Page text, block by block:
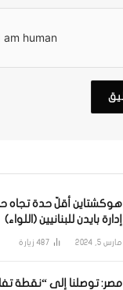
هوكشتاين أقلّ حدة تجاه
إدارة بايدن للبنانيين (اللواء)
مارس 5, 2024 487 زيارة
مصر: توصلنا إلى “نقطة